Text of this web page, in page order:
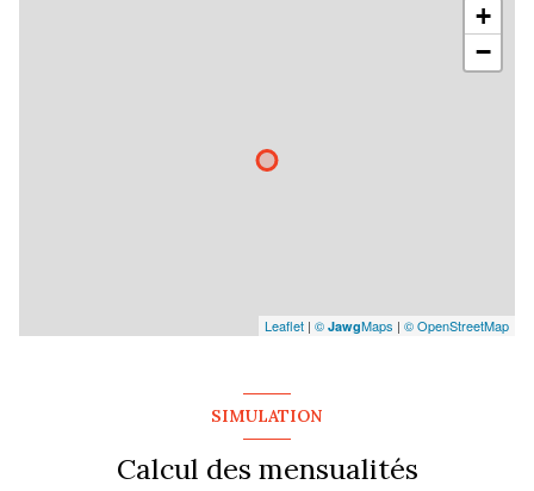
+
−
Leaflet | © JawgMaps | © OpenStreetMap
SIMULATION
Calcul des mensualités